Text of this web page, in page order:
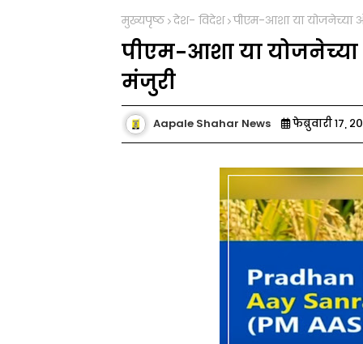
मुख्यपृष्ठ देश- विदेश पीएम-आशा या योजनेच्या
पीएम-आशा या
मंजुरी
Aapale Shahar News फेब्रुवारी १७,